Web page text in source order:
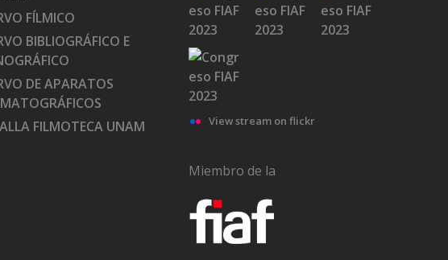
FÍLMICO
BIBLIOGRÁFICO E
DE APARATOS
FILMOTECA UNAM
View stream on flickr
Miembro de la